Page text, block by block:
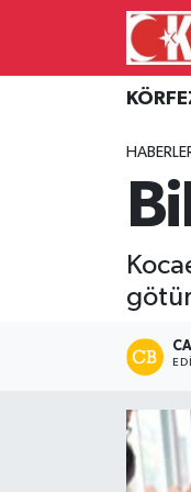
Kocaeli
Kocaeli
Kocaeli Trafik
Süper Lig
Tüm Manşetler
Son Dakika
Haber Arşivi